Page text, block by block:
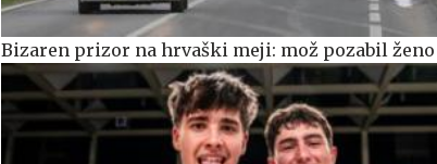
Bizaren prizor na hrvaški meji: mož pozabil ženo